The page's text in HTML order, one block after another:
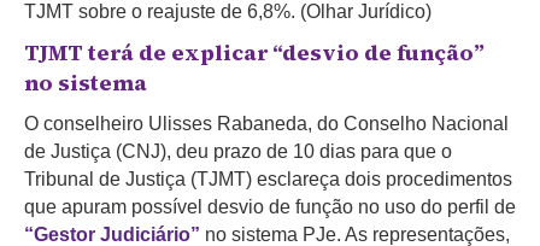
TJMT sobre o reajuste de 6,8%. (Olhar Jurídico)
TJMT terá de explicar “desvio de função”
no sistema
O conselheiro Ulisses Rabaneda, do Conselho Nacional
de Justiça (CNJ), deu prazo de 10 dias para que o
Tribunal de Justiça (TJMT) esclareça dois procedimentos
que apuram possível desvio de função no uso do perfil de
“Gestor Judiciário” no sistema PJe. As representações,